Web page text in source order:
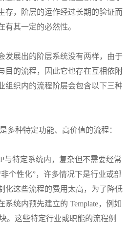
存，阶层的运作经过长期的验证而
有其一定的必然性。
发展出的阶层系统没有两样，由于
目的流程，因此它也存在互相依附
组织内的流程阶层会包含以下三种
多种特定功能、高价值的流程：
与特定系统内，复杂但不需要经常
个性化”，许多情况下是行业或部
化这些流程的费用太高，为了降低
系统内预先建立的 Template，例如
。这些特定行业或职能的流程例